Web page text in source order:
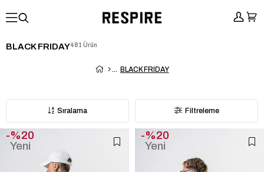
BLACK FRIDAY481 Ürün
BLACK FRIDAY
Filtreleme
Sıralama
%20
Yeni
%20
Yeni